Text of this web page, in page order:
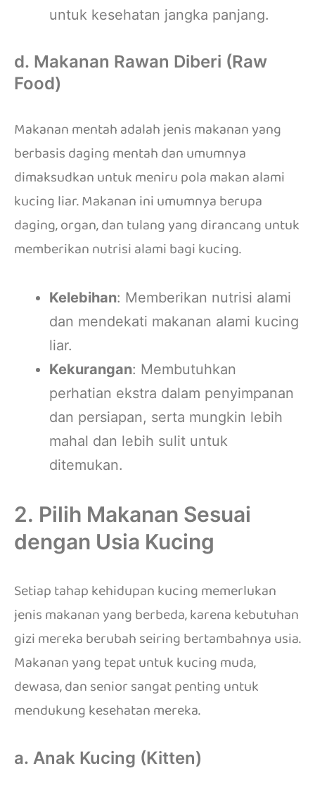
untuk kesehatan jangka panjang.
d. Makanan Rawan Diberi (Raw
Food)
Makanan mentah adalah jenis makanan yang
berbasis daging mentah dan umumnya
dimaksudkan untuk meniru pola makan alami
kucing liar. Makanan ini umumnya berupa
daging, organ, dan tulang yang dirancang untuk
memberikan nutrisi alami bagi kucing.
Kelebihan: Memberikan nutrisi alami
dan mendekati makanan alami kucing
liar.
Kekurangan: Membutuhkan
perhatian ekstra dalam penyimpanan
dan persiapan, serta mungkin lebih
mahal dan lebih sulit untuk
ditemukan.
2. Pilih Makanan Sesuai
dengan Usia Kucing
Setiap tahap kehidupan kucing memerlukan
jenis makanan yang berbeda, karena kebutuhan
gizi mereka berubah seiring bertambahnya usia.
Makanan yang tepat untuk kucing muda,
dewasa, dan senior sangat penting untuk
mendukung kesehatan mereka.
a. Anak Kucing (Kitten)